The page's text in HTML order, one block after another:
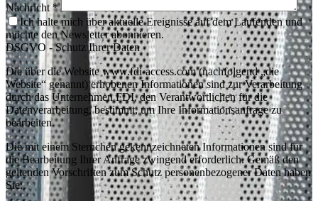
Nachricht *
Ich halte mich über aktuelle Ereignisse auf dem Laufenden und
möchte den Newsletter abonnieren.
DSGVO - Schutz Ihrer Daten
Die über die Website www.fdi-access.com (nachfolgend „die
Website“ genannt) erhobenen Informationen sind zur Verarbeitung
durch das Unternehmen FDI, den Verantwortlichen für die
Datenverarbeitung, bestimmt, um Ihre Informationsanfrage zu
bearbeiten.
Die mit einem Sternchen gekennzeichneten Informationen sind für
die Bearbeitung Ihrer Anfrage zwingend erforderlich. Gemäß den
geltenden Vorschriften zum Schutz personenbezogener Daten haben
Sie: